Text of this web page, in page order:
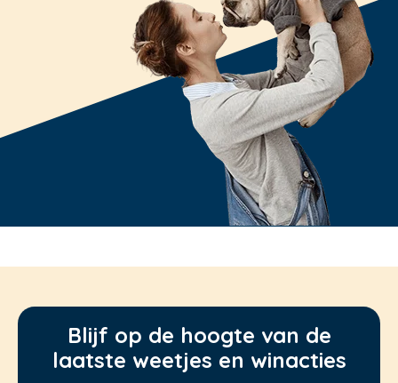
Blijf op de hoogte van de
laatste weetjes en winacties